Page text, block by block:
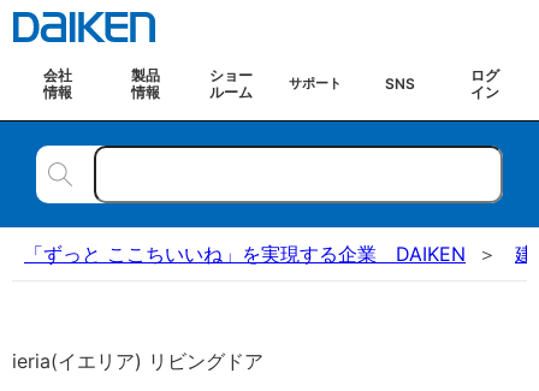
会社
情報
製品
情報
ショー
ルーム
サポート SNS
ログ
イン
「ずっと ここちいいね」を実現する企業 DAIKEN 建
ieria(イエリア) リビングドア